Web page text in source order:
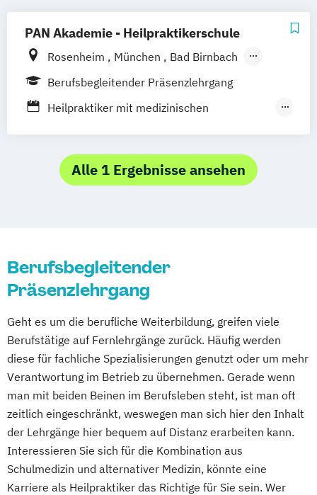
PAN Akademie - Heilpraktikerschule
Rosenheim München
Bad Birnbach
Bayreuth
Kempten Altötting
Berufsbegleitender Präsenzlehrgang
Heilpraktiker mit medizinischen
Kenntnisse
Sektoraler Heilpraktiker
Alle 1 Ergebnisse ansehen
Berufsbegleitender
Präsenzlehrgang
Geht es um die berufliche Weiterbildung, greifen viele
Berufstätige auf Fernlehrgänge zurück. Häufig werden
diese für fachliche Spezialisierungen genutzt oder um mehr
Verantwortung im Betrieb zu übernehmen. Gerade wenn
man mit beiden Beinen im Berufsleben steht, ist man oft
zeitlich eingeschränkt, weswegen man sich hier den Inhalt
der Lehrgänge hier bequem auf Distanz erarbeiten kann.
Interessieren Sie sich für die Kombination aus
Schulmedizin und alternativer Medizin, könnte eine
Karriere als Heilpraktiker das Richtige für Sie sein. Wer